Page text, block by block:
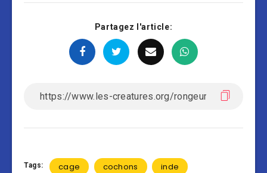
Partagez l'article:
Tags: cage cochons inde